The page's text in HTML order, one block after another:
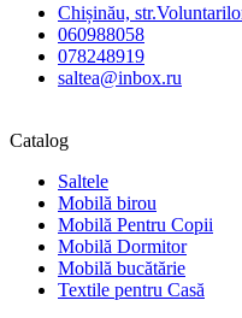
Chișinău,
060988058
078248919
saltea@inbox.ru
Catalog
Saltele
Mobilă birou
Mobilă Pentru Copii
Mobilă Dormitor
Mobilă bucătărie
Textile pentru Casă